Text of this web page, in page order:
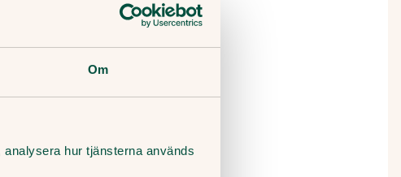
Om
hur tjänsterna används
barn
Det är
knölar
sjuka.